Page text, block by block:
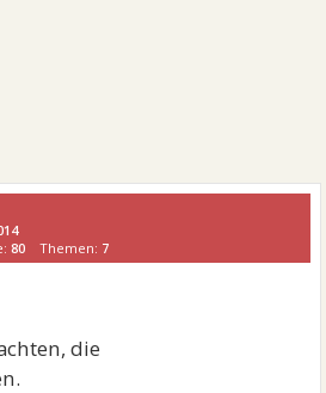
80 Themen: 7
die